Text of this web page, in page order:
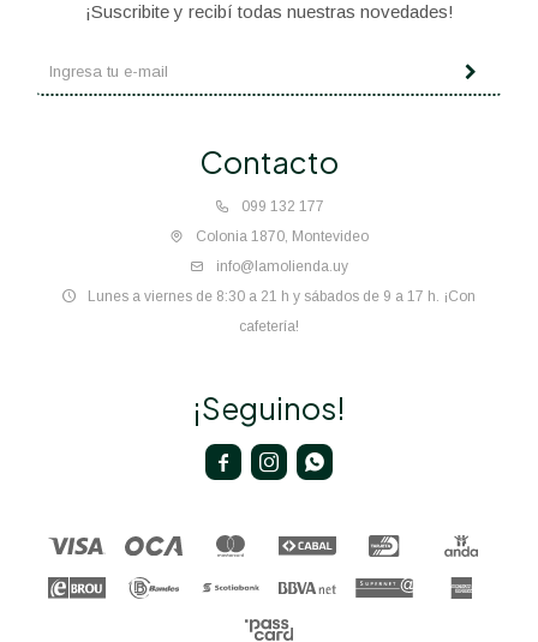
Contacto
099 132 177
Colonia 1870, Montevideo
info@lamolienda.uy
Lunes a viernes de 8:30 a 21 h y sábados de 9 a 17 h. ¡Con
cafetería!
¡Suscribite y recibí todas nuestras novedades!
¡Seguinos!
  